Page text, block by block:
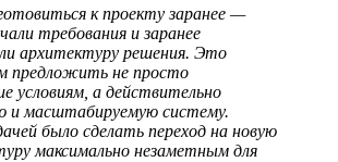
к проекту заранее —
требования и заранее
архитектуру решения. Это
предложить не просто
условиям, а действительно
и масштабируемую систему.
было сделать переход на новую
максимально незаметным для